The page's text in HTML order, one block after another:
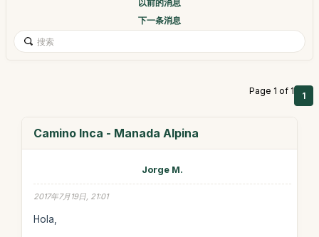
以前的消息
下一条消息
Page 1 of 1 1
Camino Inca - Manada Alpina
Jorge M.
2017年7月19日, 21:01
Hola,